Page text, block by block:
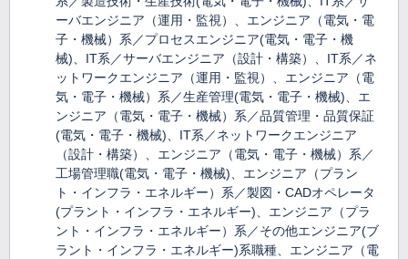
ーバエンジニア（運用・監視）、エンジニア（電気・電
子・機械）系／プロセスエンジニア(電気・電子・機
械)、IT系／サーバエンジニア（設計・構築）、IT系／ネ
ットワークエンジニア（運用・監視）、エンジニア（電
気・電子・機械）系／生産管理(電気・電子・機械)、エ
ンジニア（電気・電子・機械）系／品質管理・品質保証
(電気・電子・機械)、IT系／ネットワークエンジニア
（設計・構築）、エンジニア（電気・電子・機械）系／
工場管理職(電気・電子・機械)、エンジニア（プラン
ト・インフラ・エネルギー）系／製図・CADオペレータ
(プラント・インフラ・エネルギー)、エンジニア（プラ
ント・インフラ・エネルギー）系／その他エンジニア(ブ
ラント・インフラ・エネルギー)系職種、エンジニア（電